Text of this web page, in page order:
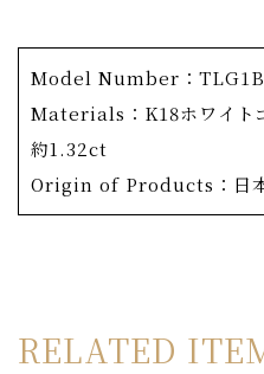
商品詳細
OKURADOのエントリーモ
クションでもある「月の光」
「月の静かな光が、私たち
コンセプトから誕生したコ
球体を作っていくというも
Model Number：
Materials：K18ホワイト
約1.32ct
Origin of Products：日
RELATED